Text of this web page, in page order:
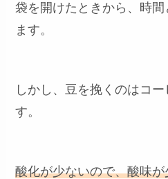
袋を開けたときから、時
ます。
しかし、豆を挽くのはコ
す。
酸化が少ないので、酸味